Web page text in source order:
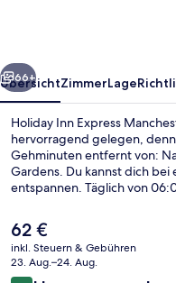
Arena
by
IHG
Weiter
66+
ÜbersichtZimmerLage
Holiday Inn Express
hervorragend gelegen,
Gehminuten entfernt von:
Gardens. Du kannst dich
entspannen. Täglich von
Fuß höchstens 15 Minuten
Andere Reisende lieben das
Frühstück. Die Unterkunft ist
öffentlichen Verkehrsmitteln
Der
aktuelle
Preis
beträgt
62 €
inkl. Steuern & Gebühren
23. Aug.–24. Aug.